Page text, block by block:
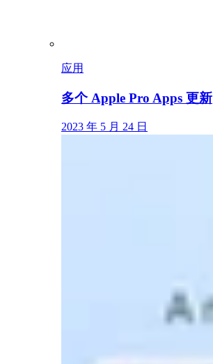
应用
多个 Apple Pro Apps 更新
2023 年 5 月 24 日